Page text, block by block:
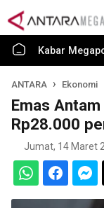
Kabar
ANTARA Ekonomi
Emas
Rp28.000
Jumat, 14 Maret